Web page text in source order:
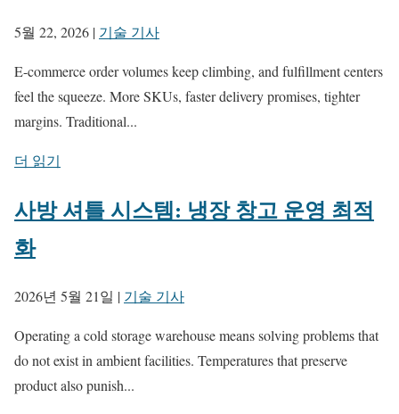
5월 22, 2026 | 기술 기사
E-commerce order volumes keep climbing, and fulfillment centers
feel the squeeze. More SKUs, faster delivery promises, tighter
margins. Traditional...
더 읽기
사방 셔틀 시스템: 냉장 창고 운영 최적
화
2026년 5월 21일 | 기술 기사
Operating a cold storage warehouse means solving problems that
do not exist in ambient facilities. Temperatures that preserve
product also punish...